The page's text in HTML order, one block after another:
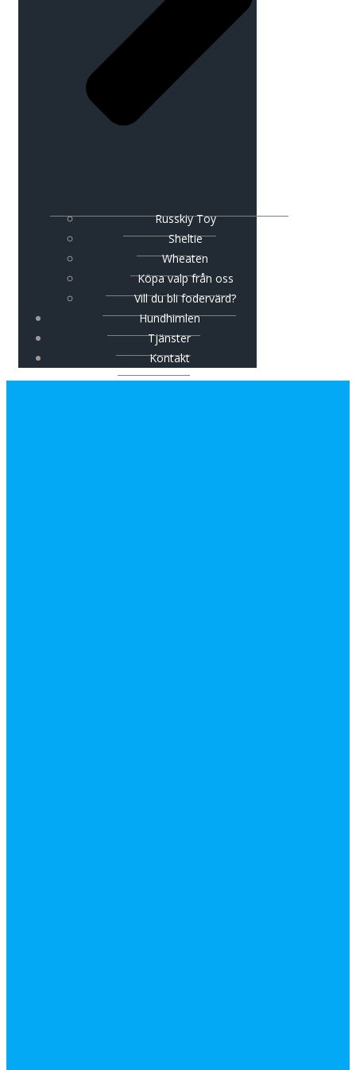
Russkiy Toy
Sheltie
Wheaten
Köpa valp från oss
Vill du bli fodervärd?
Hundhimlen
Tjänster
Kontakt